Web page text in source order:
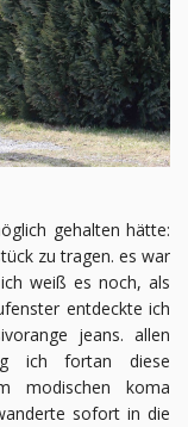
gehalten hätte:
zu tragen. es war
weiß es noch, als
entdeckte ich
jeans. allen
ich fortan diese
modischen koma
sofort in die